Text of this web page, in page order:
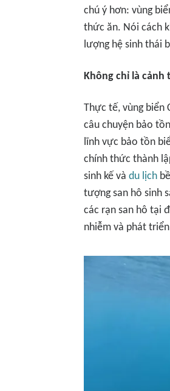
chú ý hơn: vùng
thức ăn. Nói cách
lượng hệ sinh thái
Không chỉ là
Thực tế, vùng biển
câu chuyện bảo
lĩnh vực bảo tồn
chính thức thành
sinh kế và du lịch
tượng san hô sinh
các rạn san hô tại
nhiễm và phát